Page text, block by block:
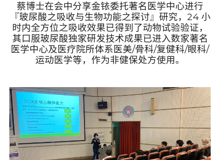
蔡博士在会中分享金铱委托著名医学中心进行
『玻尿酸之吸收与生物功能之探讨』研究， 24 小
时内全方位之吸收效果已得到了动物试验验证，
其口服玻尿酸独家研发技术成果已进入数家著名
医学中心及医疗院所体系医美/骨科/复健科/眼科/
运动医学等，作为非健保处方使用。